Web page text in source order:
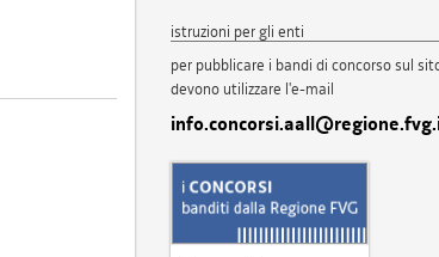
istruzioni per gli enti
per pubblicare i bandi di concorso sul
devono utilizzare l'e-mail